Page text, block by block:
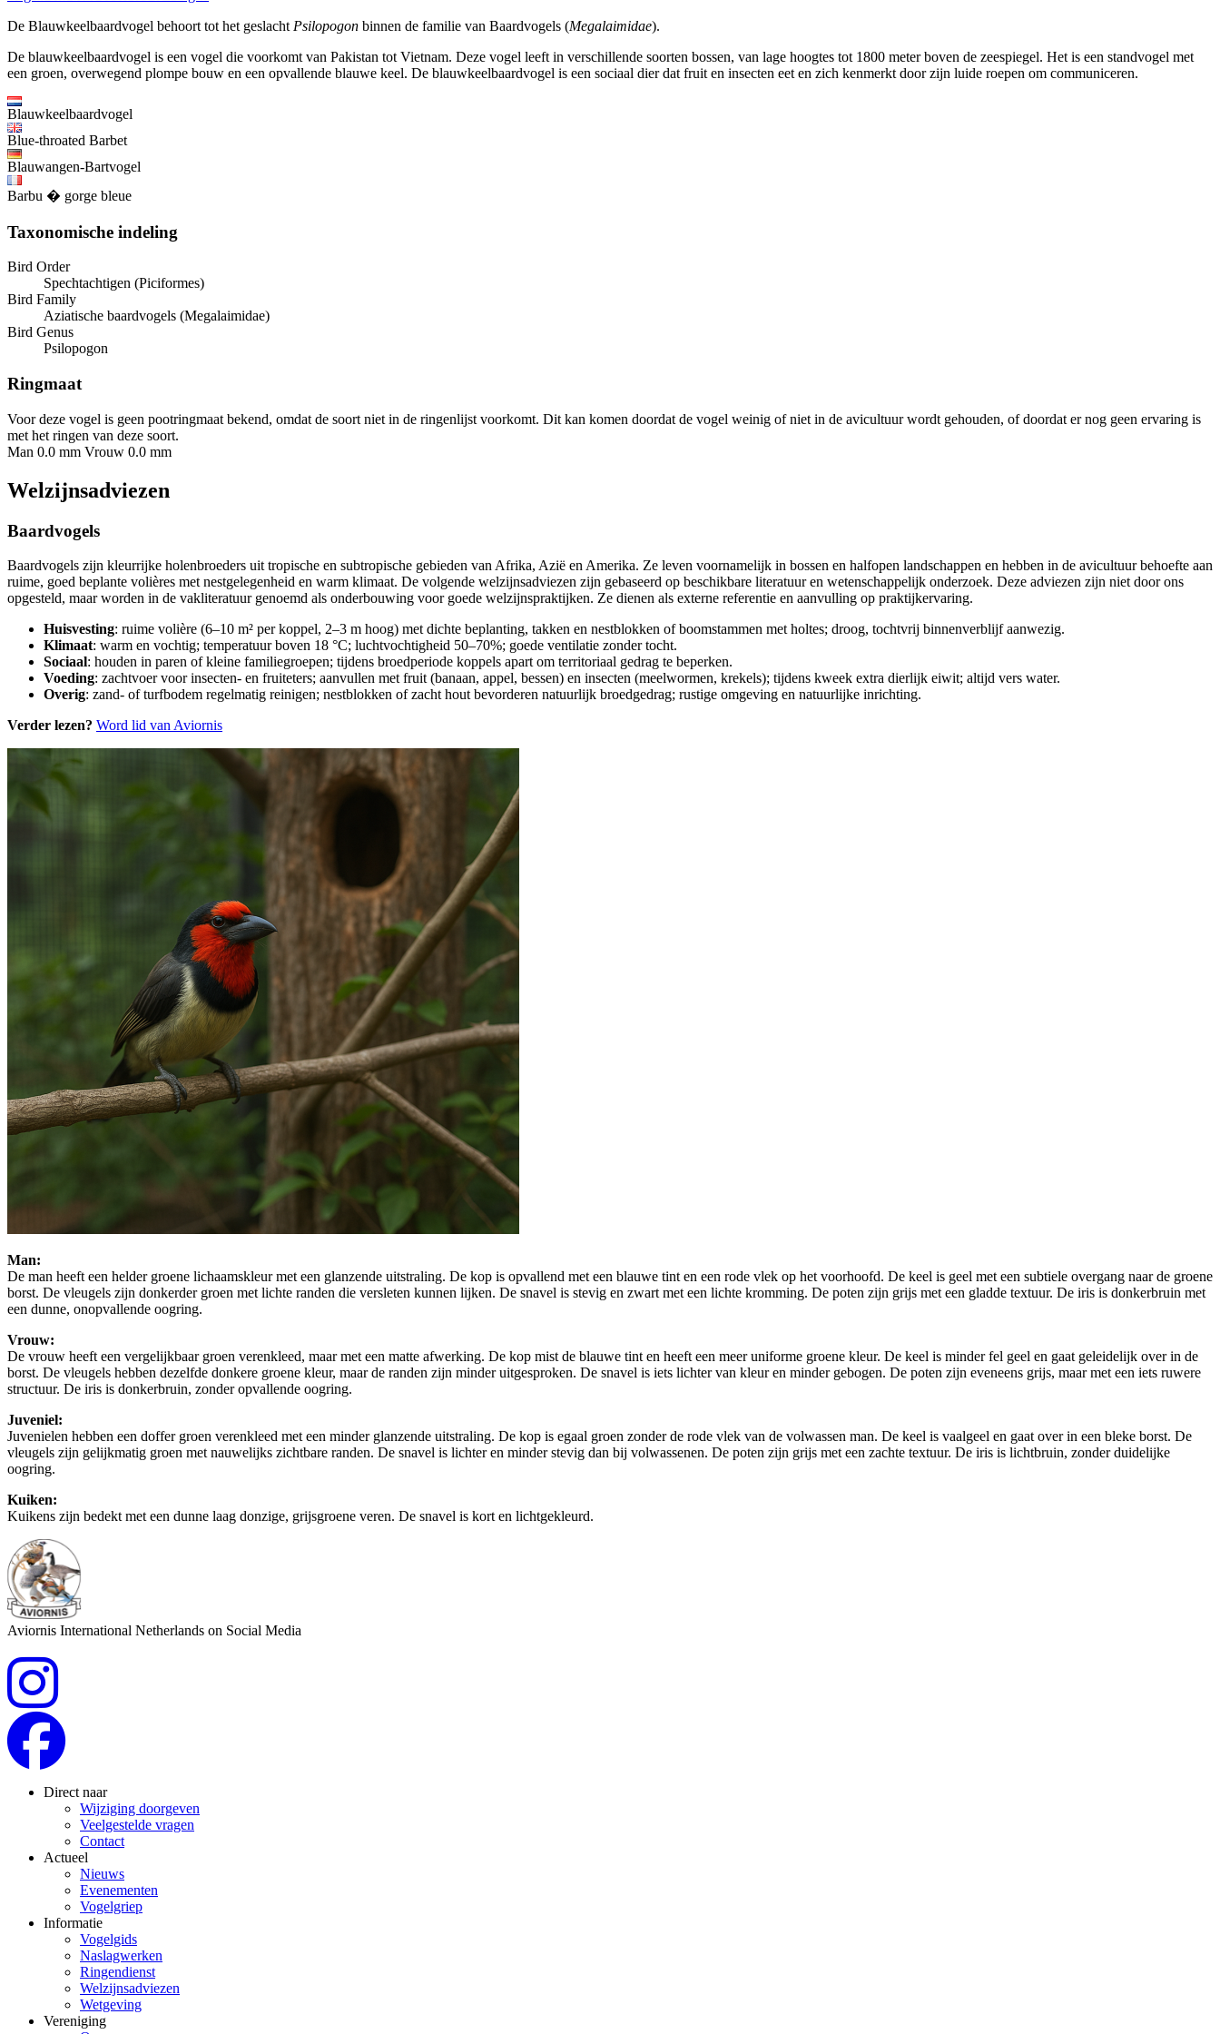
De Blauwkeelbaardvogel behoort tot het geslacht Psilopogon binnen de familie van Baardvogels (Megalaimidae).
De blauwkeelbaardvogel is een vogel die voorkomt van Pakistan tot Vietnam. Deze vogel leeft in verschillende soorten bossen, van lage hoogtes tot 1800 meter boven de zeespiegel. Het is een standvogel met
een groen, overwegend plompe bouw en een opvallende blauwe keel. De blauwkeelbaardvogel is een sociaal dier dat fruit en insecten eet en zich kenmerkt door zijn luide roepen om communiceren.
Blauwkeelbaardvogel
Blue-throated Barbet
Blauwangen-Bartvogel
Barbu � gorge bleue
Taxonomische indeling
Bird Order
Spechtachtigen (Piciformes)
Bird Family
Aziatische baardvogels (Megalaimidae)
Bird Genus
Psilopogon
Ringmaat
Voor deze vogel is geen pootringmaat bekend, omdat de soort niet in de ringenlijst voorkomt. Dit kan komen doordat de vogel weinig of niet in de avicultuur wordt gehouden, of doordat er nog geen ervaring is
met het ringen van deze soort.
Man 0.0 mm Vrouw 0.0 mm
Welzijnsadviezen
Baardvogels
Baardvogels zijn kleurrijke holenbroeders uit tropische en subtropische gebieden van Afrika, Azië en Amerika. Ze leven voornamelijk in bossen en halfopen landschappen en hebben in de avicultuur behoefte aan
ruime, goed beplante volières met nestgelegenheid en warm klimaat. De volgende welzijnsadviezen zijn gebaseerd op beschikbare literatuur en wetenschappelijk onderzoek. Deze adviezen zijn niet door ons
opgesteld, maar worden in de vakliteratuur genoemd als onderbouwing voor goede welzijnspraktijken. Ze dienen als externe referentie en aanvulling op praktijkervaring.
Huisvesting: ruime volière (6–10 m² per koppel, 2–3 m hoog) met dichte beplanting, takken en nestblokken of boomstammen met holtes; droog, tochtvrij binnenverblijf aanwezig.
Klimaat: warm en vochtig; temperatuur boven 18 °C; luchtvochtigheid 50–70%; goede ventilatie zonder tocht.
Sociaal: houden in paren of kleine familiegroepen; tijdens broedperiode koppels apart om territoriaal gedrag te beperken.
Voeding: zachtvoer voor insecten- en fruiteters; aanvullen met fruit (banaan, appel, bessen) en insecten (meelwormen, krekels); tijdens kweek extra dierlijk eiwit; altijd vers water.
Overig: zand- of turfbodem regelmatig reinigen; nestblokken of zacht hout bevorderen natuurlijk broedgedrag; rustige omgeving en natuurlijke inrichting.
Verder lezen? Word lid van Aviornis
Man:
De man heeft een helder groene lichaamskleur met een glanzende uitstraling. De kop is opvallend met een blauwe tint en een rode vlek op het voorhoofd. De keel is geel met een subtiele overgang naar de groene
borst. De vleugels zijn donkerder groen met lichte randen die versleten kunnen lijken. De snavel is stevig en zwart met een lichte kromming. De poten zijn grijs met een gladde textuur. De iris is donkerbruin met
een dunne, onopvallende oogring.
Vrouw:
De vrouw heeft een vergelijkbaar groen verenkleed, maar met een matte afwerking. De kop mist de blauwe tint en heeft een meer uniforme groene kleur. De keel is minder fel geel en gaat geleidelijk over in de
borst. De vleugels hebben dezelfde donkere groene kleur, maar de randen zijn minder uitgesproken. De snavel is iets lichter van kleur en minder gebogen. De poten zijn eveneens grijs, maar met een iets ruwere
structuur. De iris is donkerbruin, zonder opvallende oogring.
Juveniel:
Juvenielen hebben een doffer groen verenkleed met een minder glanzende uitstraling. De kop is egaal groen zonder de rode vlek van de volwassen man. De keel is vaalgeel en gaat over in een bleke borst. De
vleugels zijn gelijkmatig groen met nauwelijks zichtbare randen. De snavel is lichter en minder stevig dan bij volwassenen. De poten zijn grijs met een zachte textuur. De iris is lichtbruin, zonder duidelijke
oogring.
Kuiken:
Kuikens zijn bedekt met een dunne laag donzige, grijsgroene veren. De snavel is kort en lichtgekleurd.
Aviornis International Netherlands on Social Media
Direct naar
Wijziging doorgeven
Veelgestelde vragen
Contact
Actueel
Nieuws
Evenementen
Vogelgriep
Informatie
Vogelgids
Naslagwerken
Ringendienst
Welzijnsadviezen
Wetgeving
Vereniging